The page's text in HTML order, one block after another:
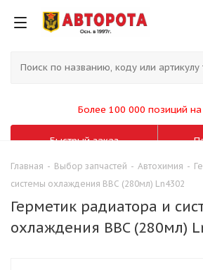
Более 100 000 позиций на
Быстрый заказ
Главная - Выбор запчастей - Автохимия -
системы охлаждения BBC (280мл) Ln4302
Герметик радиатора и
охлаждения BBC (280мл)